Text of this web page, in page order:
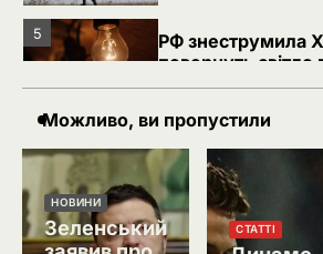
5
повернуть світло
1
Невідомі
над військовою
де ремонтують
Ivanov Ponomarenko
Сенат США
санкцій проти
Можливо, ви пропустили
НОВИНИ
Зеленський
СТАТТІ